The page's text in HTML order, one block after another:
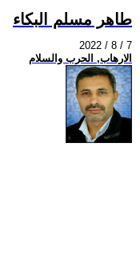
طاهر مسلم البكاء
2022 / 8 / 7
الارهاب, الحرب والسلام